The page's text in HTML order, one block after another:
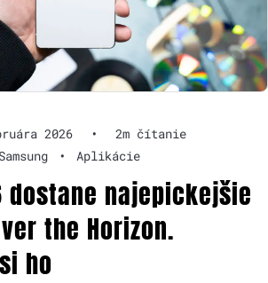
2026 •
2m čítanie
Samsung
• Aplikácie
dostane najepickejšie
the Horizon.
ho